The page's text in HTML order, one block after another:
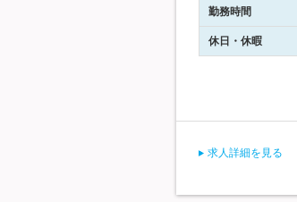
勤務時間
休日・休暇
求人詳細を見る